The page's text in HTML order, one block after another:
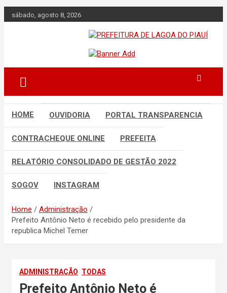
Skip
to
sábado, agosto 8, 2026
PREFEITURA DE
LAGOA DO PIAUÍ
HOME OUVIDORIA PORTAL TRANSPARENCIA
CONTRACHEQUE ONLINE PREFEITA
RELATÓRIO CONSOLIDADO DE GESTÃO 2022
SOGOV INSTAGRAM
Home
Administração
Prefeito Antônio Neto é recebido pelo presidente da
republica Michel Temer
ADMINISTRAÇÃO TODAS
Prefeito Antônio Neto é